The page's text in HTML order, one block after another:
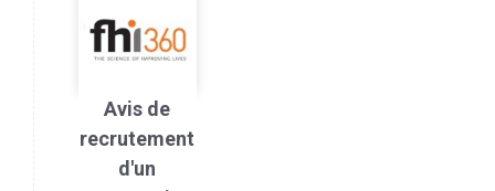
Avis de
recrutement
d'un